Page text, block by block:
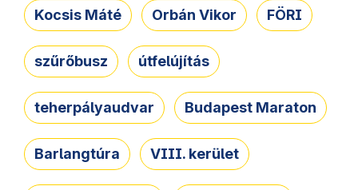
Kocsis Máté Orbán Vikor FÖRI
szűrőbusz útfelújítás
teherpályaudvar Budapest Maraton
Barlangtúra VIII. kerület